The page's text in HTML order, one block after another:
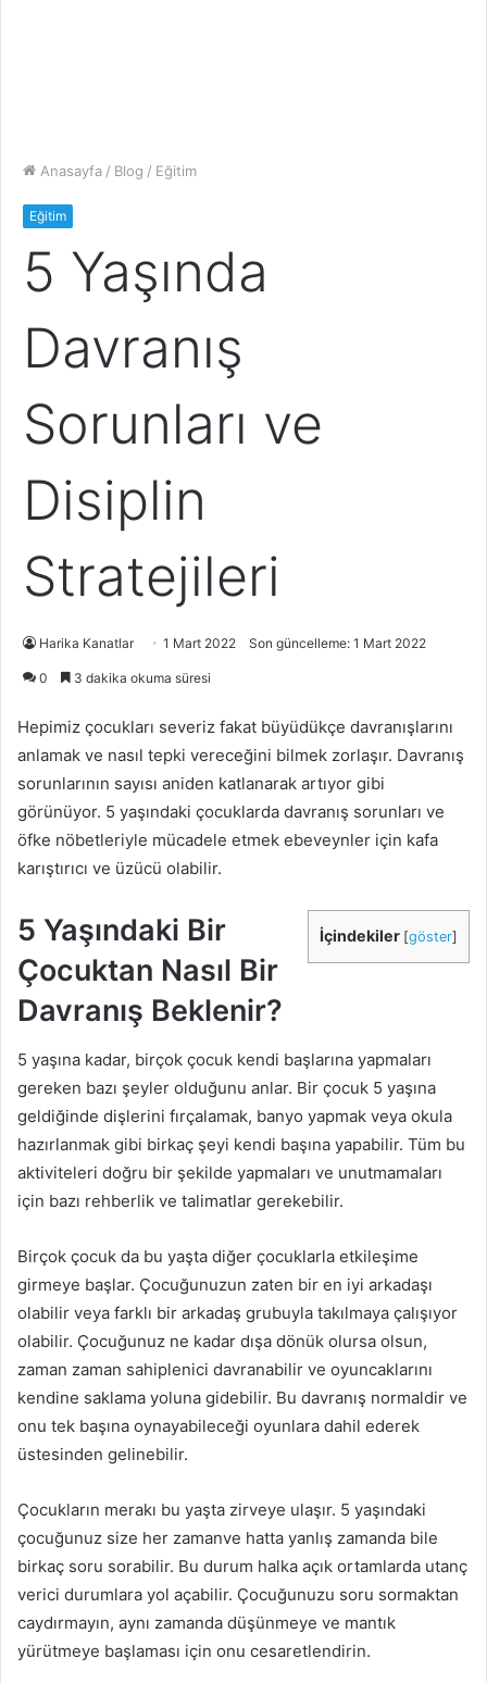
Anasayfa / Blog / Eğitim
Eğitim
5 Yaşında
Davranış
Sorunları ve
Disiplin
Stratejileri
Harika Kanatlar 1 Mart 2022 Son güncelleme: 1 Mart 2022
0 3 dakika okuma süresi
Hepimiz çocukları severiz fakat büyüdükçe davranışlarını
anlamak ve nasıl tepki vereceğini bilmek zorlaşır. Davranış
sorunlarının sayısı aniden katlanarak artıyor gibi
görünüyor. 5 yaşındaki çocuklarda davranış sorunları ve
öfke nöbetleriyle mücadele etmek ebeveynler için kafa
karıştırıcı ve üzücü olabilir.
İçindekiler [göster]
5 Yaşındaki Bir
Çocuktan Nasıl Bir
Davranış Beklenir?
5 yaşına kadar, birçok çocuk kendi başlarına yapmaları
gereken bazı şeyler olduğunu anlar. Bir çocuk 5 yaşına
geldiğinde dişlerini fırçalamak, banyo yapmak veya okula
hazırlanmak gibi birkaç şeyi kendi başına yapabilir. Tüm bu
aktiviteleri doğru bir şekilde yapmaları ve unutmamaları
için bazı rehberlik ve talimatlar gerekebilir.
Birçok çocuk da bu yaşta diğer çocuklarla etkileşime
girmeye başlar. Çocuğunuzun zaten bir en iyi arkadaşı
olabilir veya farklı bir arkadaş grubuyla takılmaya çalışıyor
olabilir. Çocuğunuz ne kadar dışa dönük olursa olsun,
zaman zaman sahiplenici davranabilir ve oyuncaklarını
kendine saklama yoluna gidebilir. Bu davranış normaldir ve
onu tek başına oynayabileceği oyunlara dahil ederek
üstesinden gelinebilir.
Çocukların merakı bu yaşta zirveye ulaşır. 5 yaşındaki
çocuğunuz size her zamanve hatta yanlış zamanda bile
birkaç soru sorabilir. Bu durum halka açık ortamlarda utanç
verici durumlara yol açabilir. Çocuğunuzu soru sormaktan
caydırmayın, aynı zamanda düşünmeye ve mantık
yürütmeye başlaması için onu cesaretlendirin.